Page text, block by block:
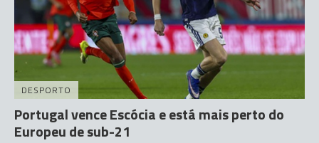
DESPORTO
Portugal vence Escócia e está mais perto do
Europeu de sub-21